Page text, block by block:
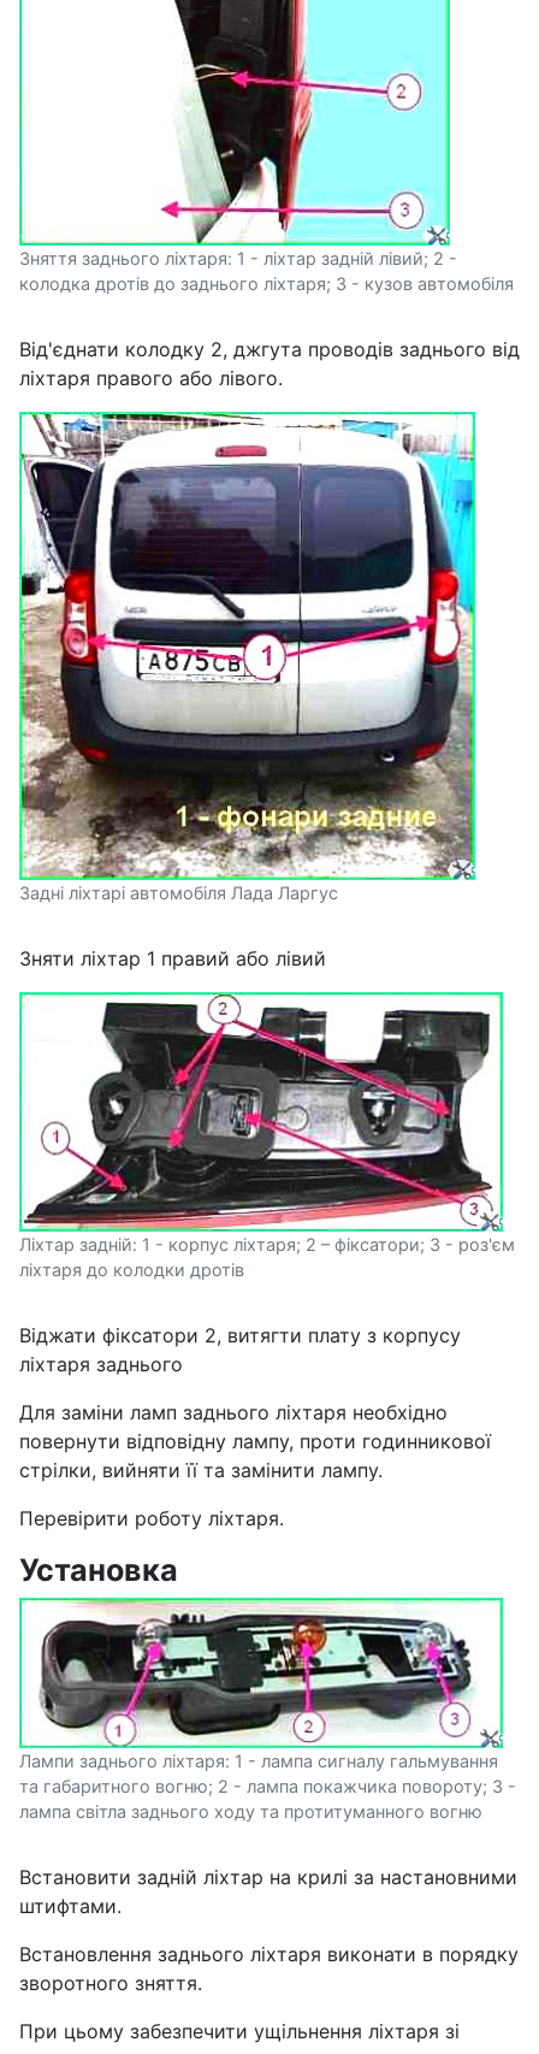
Зняття заднього ліхтаря: 1 - ліхтар задній лівий; 2 -
колодка дротів до заднього ліхтаря; 3 - кузов автомобіля
Від'єднати колодку 2, джгута проводів заднього від
ліхтаря правого або лівого.
Задні ліхтарі автомобіля Лада Ларгус
Зняти ліхтар 1 правий або лівий
Ліхтар задній: 1 - корпус ліхтаря; 2 – фіксатори; 3 - роз'єм
ліхтаря до колодки дротів
Віджати фіксатори 2, витягти плату з корпусу
ліхтаря заднього
Для заміни ламп заднього ліхтаря необхідно
повернути відповідну лампу, проти годинникової
стрілки, вийняти її та замінити лампу.
Перевірити роботу ліхтаря.
Установка
Лампи заднього ліхтаря: 1 - лампа сигналу гальмування
та габаритного вогню; 2 - лампа покажчика повороту; 3 -
лампа світла заднього ходу та протитуманного вогню
Встановити задній ліхтар на крилі за настановними
штифтами.
Встановлення заднього ліхтаря виконати в порядку
зворотного зняття.
При цьому забезпечити ущільнення ліхтаря зі